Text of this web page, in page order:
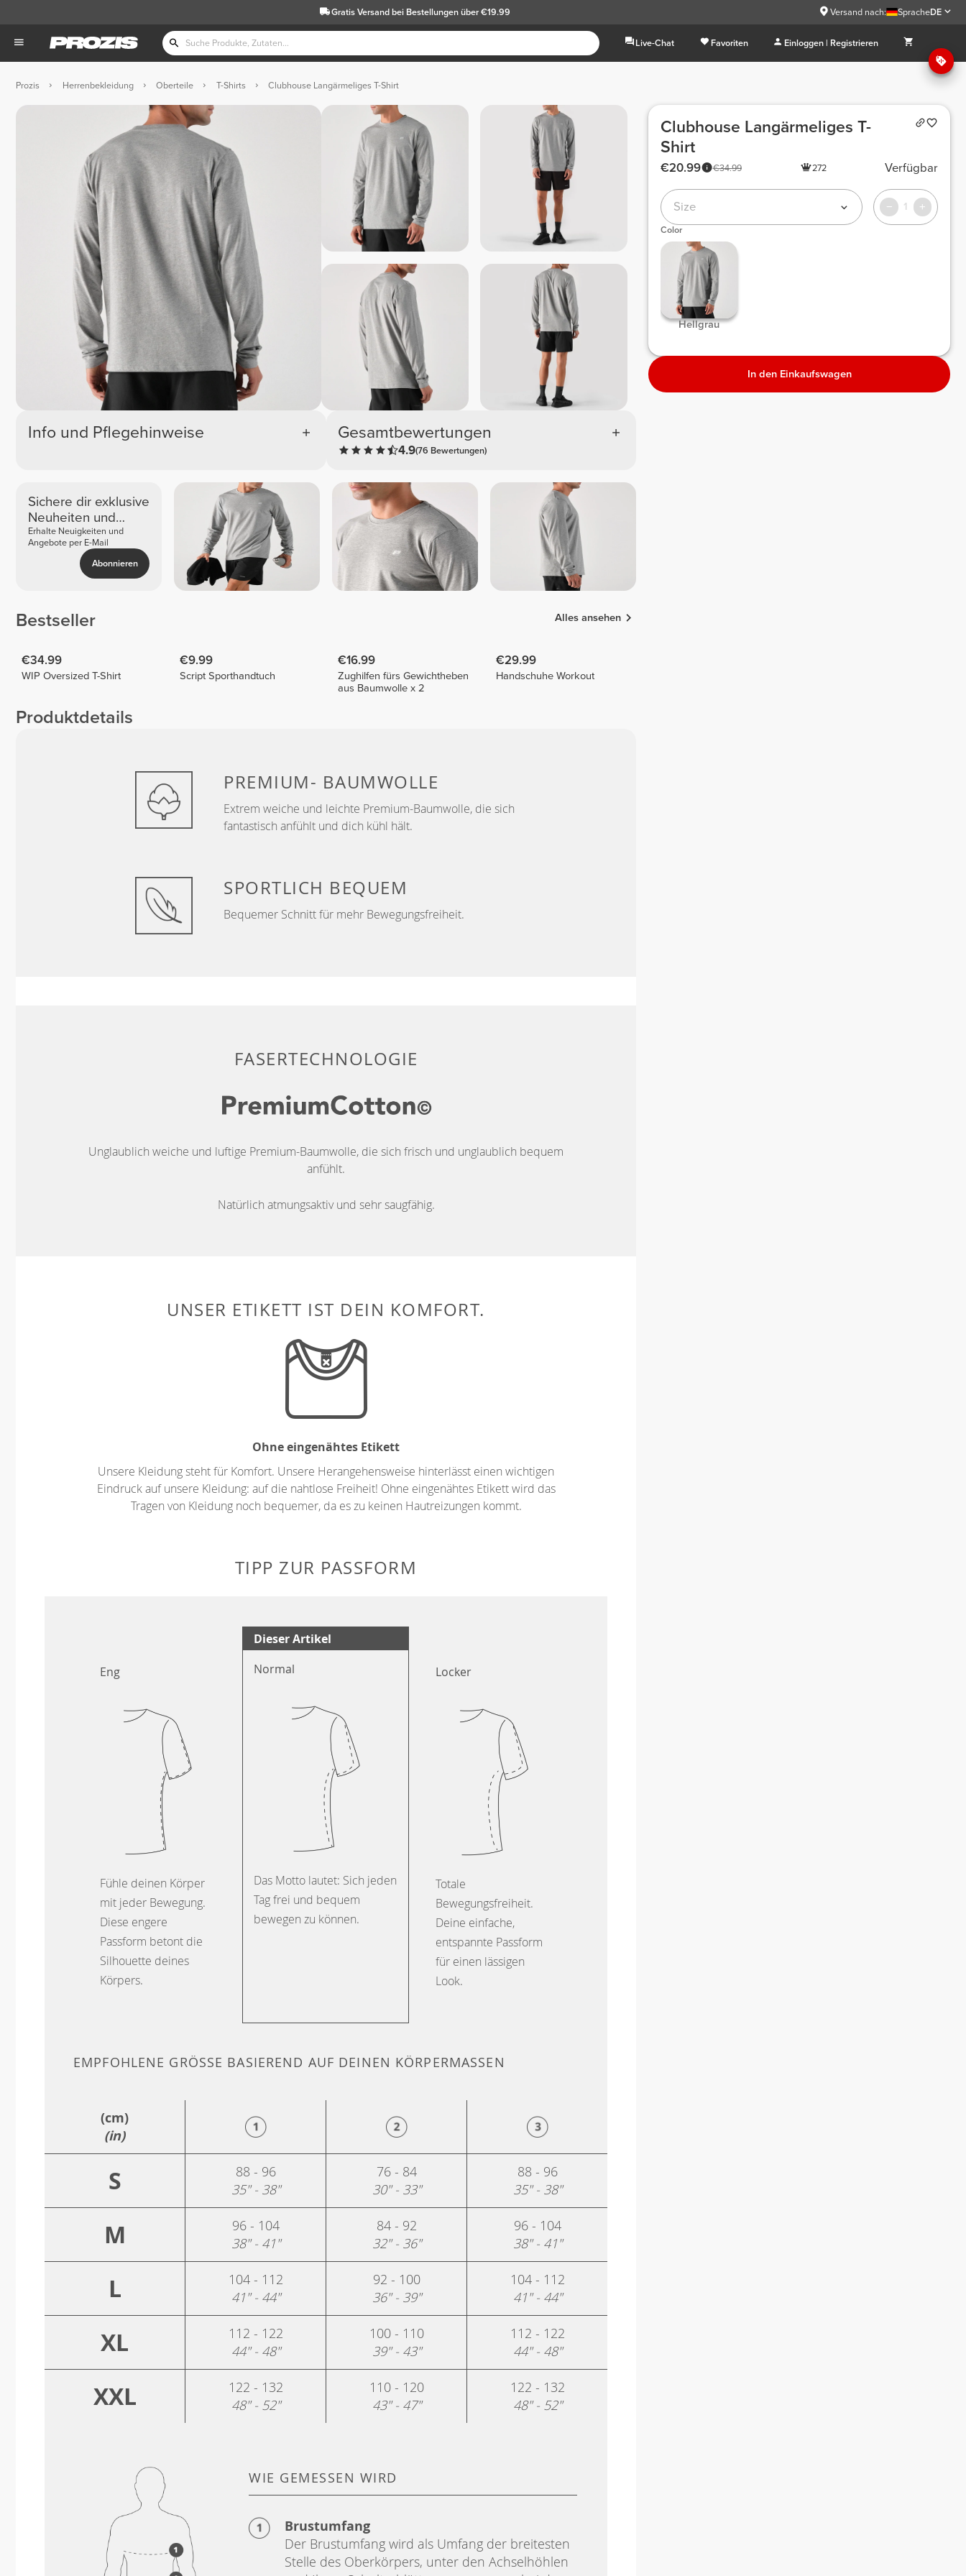
Gratis Versandbei Bestellungen über €19.99 Versand nach: SpracheDE
Live-Chat Favoriten Einloggen | Registrieren
Prozis Herrenbekleidung Oberteile T-Shirts Clubhouse Langärmeliges T-Shirt
Info und Pflegehinweise Gesamtbewertungen
4.9(76 Bewertungen)
Sichere dir exklusive
Neuheiten und
Angebote
Erhalte Neuigkeiten und
Angebote per E-Mail
Abonnieren
Bestseller Alles ansehen
€34.99
WIP Oversized T-Shirt
€9.99
Script Sporthandtuch
€16.99
Zughilfen fürs Gewichtheben
aus Baumwolle x 2
€29.99
Handschuhe Workout
Produktdetails
PREMIUM- BAUMWOLLE
Extrem weiche und leichte Premium-Baumwolle, die sich
fantastisch anfühlt und dich kühl hält.
SPORTLICH BEQUEM
Bequemer Schnitt für mehr Bewegungsfreiheit.
FASERTECHNOLOGIE
Unglaublich weiche und luftige Premium-Baumwolle, die sich frisch und unglaublich bequem
anfühlt.
Natürlich atmungsaktiv und sehr saugfähig.
UNSER ETIKETT IST DEIN KOMFORT.
Ohne eingenähtes Etikett
Unsere Kleidung steht für Komfort. Unsere Herangehensweise hinterlässt einen wichtigen
Eindruck auf unsere Kleidung: auf die nahtlose Freiheit! Ohne eingenähtes Etikett wird das
Tragen von Kleidung noch bequemer, da es zu keinen Hautreizungen kommt.
TIPP ZUR PASSFORM
Eng
Fühle deinen Körper
mit jeder Bewegung.
Diese engere
Passform betont die
Silhouette deines
Körpers.
Dieser Artikel
Normal
Das Motto lautet: Sich jeden
Tag frei und bequem
bewegen zu können.
Locker
Totale
Bewegungsfreiheit.
Deine einfache,
entspannte Passform
für einen lässigen
Look.
EMPFOHLENE GRÖSSE BASIEREND AUF DEINEN KÖRPERMASSEN
(cm)
(in)
S
88 - 96
35" - 38"
76 - 84
30" - 33"
88 - 96
35" - 38"
M
96 - 104
38" - 41"
84 - 92
32" - 36"
96 - 104
38" - 41"
L
104 - 112
41" - 44"
92 - 100
36" - 39"
104 - 112
41" - 44"
XL
112 - 122
44" - 48"
100 - 110
39" - 43"
112 - 122
44" - 48"
XXL
122 - 132
48" - 52"
110 - 120
43" - 47"
122 - 132
48" - 52"
WIE GEMESSEN WIRD
Brustumfang
Der Brustumfang wird als Umfang der breitesten
Stelle des Oberkörpers, unter den Achselhöhlen
Clubhouse Langärmeliges T-
Shirt
€34.99
€20.99 272 Verfügbar
Size 1
Color
Hellgrau
In den Einkaufswagen